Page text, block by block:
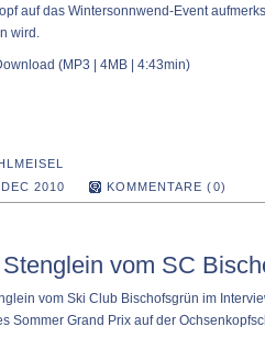
auf das Wintersonnwend-Event
wird.
(MP3 | 4MB | 4:43min)
2010
KOMMENTARE (0)
vom SC
vom Ski Club Bischofsgrün im
Sommer Grand Prix auf der